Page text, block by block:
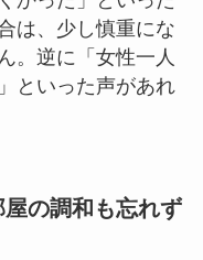
は、少し慎重にな
。逆に「女性一人
といった声があれ
の調和も忘れず